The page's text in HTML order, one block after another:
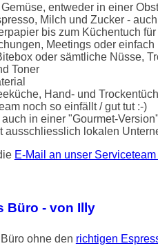
entweder in einer
Milch und Zucker -
bis zum Küchentuch
Meetings oder einfach
oder sämtliche Nüsse,
Toner
Hand- und
noch so einfällt / gut tut :-)
in einer "Gourmet-
ausschliesslich lokalen
E-Mail an unser
Büro - von Illy
ohne den richtigen